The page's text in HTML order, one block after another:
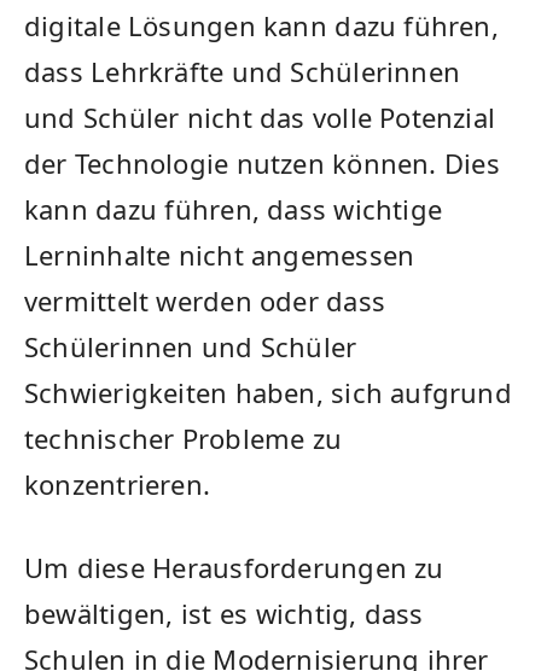
digitale Lösungen kann⁤ dazu‍ führen,
dass Lehrkräfte und Schülerinnen⁤
und Schüler nicht das volle Potenzial
der Technologie nutzen können.⁢ Dies
kann dazu⁢ führen, dass wichtige
Lerninhalte nicht angemessen
vermittelt werden oder dass
Schülerinnen und Schüler
Schwierigkeiten haben, sich‌ aufgrund
technischer Probleme ​zu
konzentrieren.
Um diese ⁤Herausforderungen zu
bewältigen, ⁢ist es⁣ wichtig, ⁣dass
Schulen in die Modernisierung ihrer